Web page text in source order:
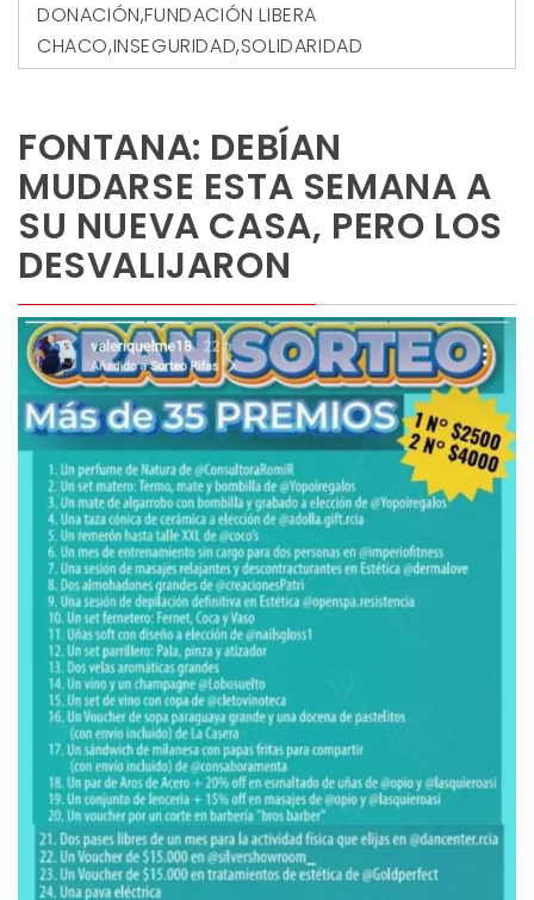
DONACIÓN,FUNDACIÓN LIBERA
CHACO,INSEGURIDAD,SOLIDARIDAD
FONTANA: DEBÍAN
MUDARSE ESTA SEMANA A
SU NUEVA CASA, PERO LOS
DESVALIJARON